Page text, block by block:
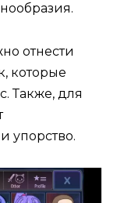
отнести
которые
Также, для
упорство.